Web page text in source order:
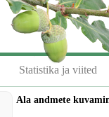
Statistika ja viited
Ala andmete